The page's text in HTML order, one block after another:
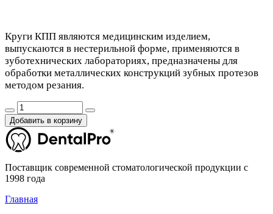
Круги КПП являются медицинским изделием,
выпускаются в нестерильной форме, применяются в
зуботехнических лабораториях, предназначены для
обработки металлических конструкций зубных протезов
методом резания.
Добавить в корзину
Поставщик современной стоматологической продукции с
1998 года
Главная